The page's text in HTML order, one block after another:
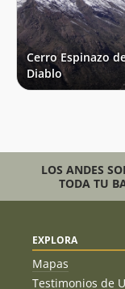
Cerro Espinazo
Diablo
LOS ANDES
TODA TU
EXPLORA
Mapas
Testimonios de